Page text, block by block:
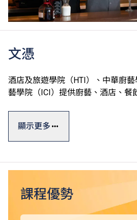
文憑
酒店及旅遊學院（HTI）、中華廚
藝學院（ICI）提供廚藝、酒店、餐
學院設有完善的訓練設施，包括T
式訓練餐廳、多國菜系訓練廚房、
更提供就業轉介服務，提升學生投
課程獲本地及海外相關專業組織認
款待業機構，例如酒店及度假村、
團及食肆、私人會所及展覽、航空
顯示更多
課程優勢